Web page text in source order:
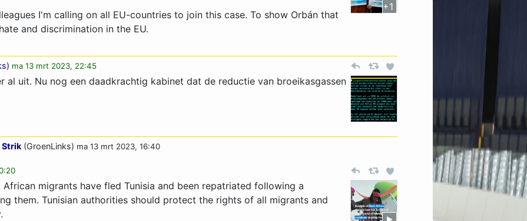
+1
I'm calling on all EU-countries to join this case. To show Orbán that
and discrimination in the EU.
) ma 13 mrt 2023, 22:45
al uit. Nu nog een daadkrachtig kabinet dat de reductie van broeikasgassen
Strik (GroenLinks) ma 13 mrt 2023, 16:40
African migrants have fled Tunisia and been repatriated following a
them. Tunisian authorities should protect the rights of all migrants and